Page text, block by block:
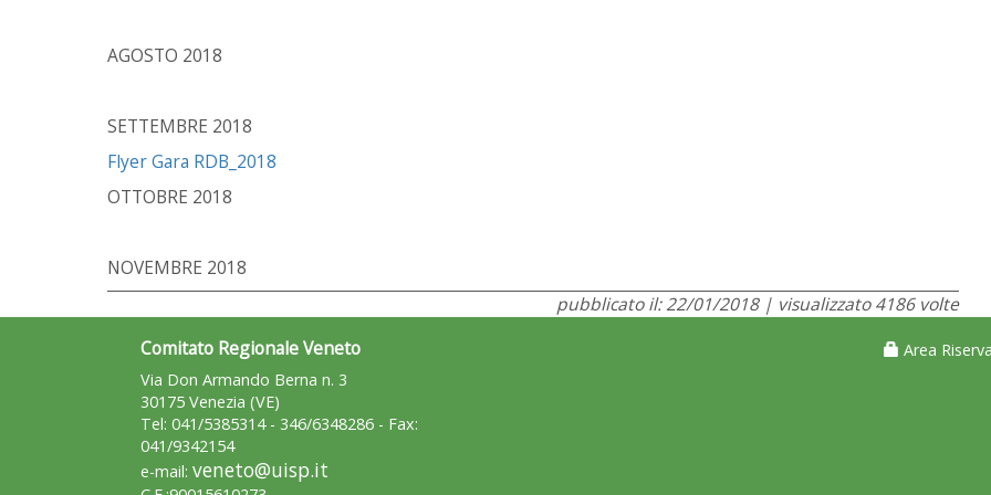
AGOSTO 2018
SETTEMBRE 2018
Flyer Gara RDB_2018
OTTOBRE 2018
NOVEMBRE 2018
pubblicato il: 22/01/2018 | visualizzato 4186 volte
Comitato Regionale Veneto
Via Don Armando Berna n. 3
30175 Venezia (VE)
Tel: 041/5385314 - 346/6348286 - Fax:
041/9342154
e-mail: veneto@uisp.it
Area